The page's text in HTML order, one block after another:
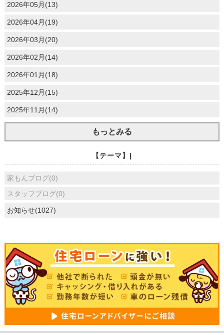
2026年05月(13)
2026年04月(19)
2026年03月(20)
2026年02月(14)
2026年01月(18)
2025年12月(15)
2025年11月(14)
もっとみる
【テーマ】|
家もんブログ(0)
スタッフブログ(0)
お知らせ(1027)